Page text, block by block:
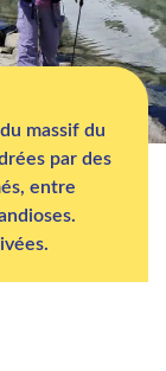
massif du
par des
entre